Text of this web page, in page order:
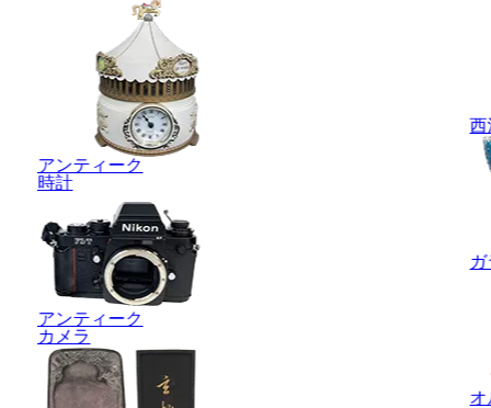
アンティーク
時計
アンティーク
カメラ
西
オ